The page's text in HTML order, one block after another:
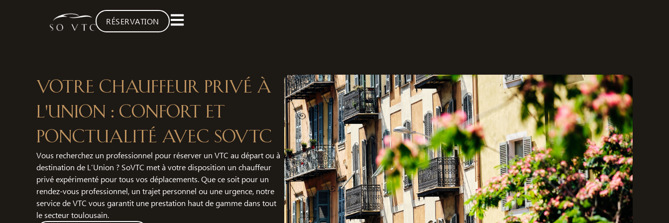
RÉSERVATION
Votre chauffeur privé à
L'Union : Confort et
ponctualité avec SoVTC
Vous recherchez un professionnel pour réserver un VTC au départ ou à
destination de L’Union ? SoVTC met à votre disposition un chauffeur
privé expérimenté pour tous vos déplacements. Que ce soit pour un
rendez-vous professionnel, un trajet personnel ou une urgence, notre
service de VTC vous garantit une prestation haut de gamme dans tout
le secteur toulousain.